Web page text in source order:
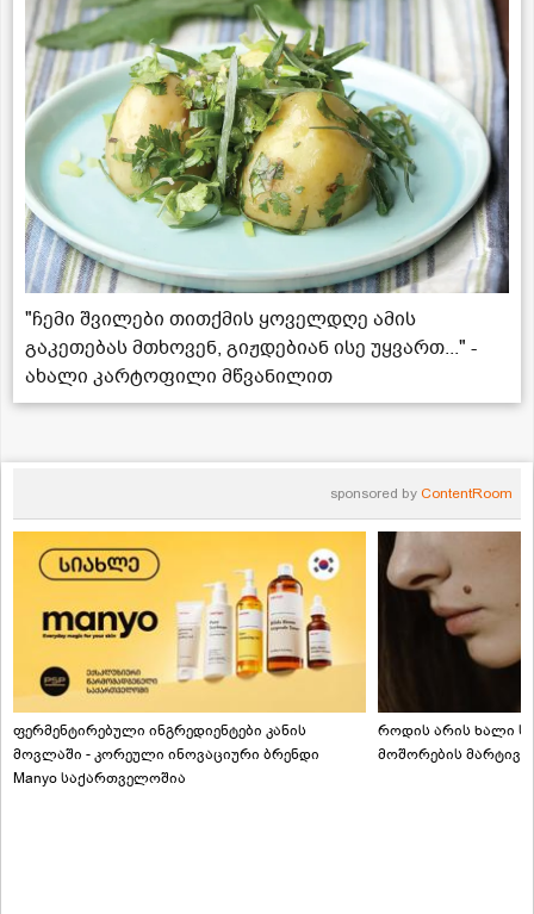
"ჩემი შვილები თითქმის ყოველდღე ამის
გაკეთებას მთხოვენ, გიჟდებიან ისე უყვართ..." -
ახალი კარტოფილი მწვანილით
sponsored by ContentRoom
ფერმენტირებული ინგრედიენტები კანის
მოვლაში - კორეული ინოვაციური ბრენდი
Manyo საქართველოშია
როდის არის ხალი
მოშორების